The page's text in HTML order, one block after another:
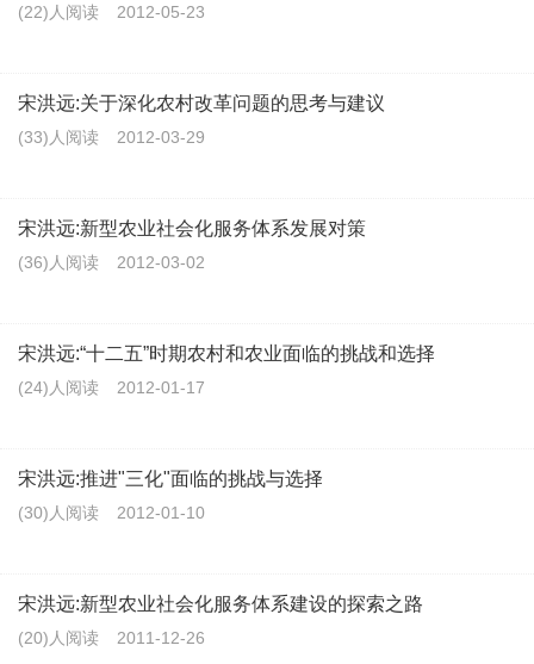
(22)人阅读 2012-05-23
宋洪远:关于深化农村改革问题的思考与建议
(33)人阅读 2012-03-29
宋洪远:新型农业社会化服务体系发展对策
(36)人阅读 2012-03-02
宋洪远:“十二五”时期农村和农业面临的挑战和选择
(24)人阅读 2012-01-17
宋洪远:推进"三化"面临的挑战与选择
(30)人阅读 2012-01-10
宋洪远:新型农业社会化服务体系建设的探索之路
(20)人阅读 2011-12-26